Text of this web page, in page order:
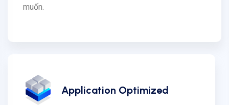
muốn.
Application Optimized